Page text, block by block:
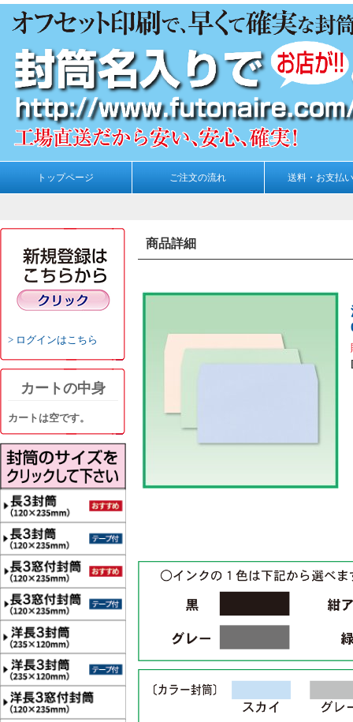
トップページ ご注文の流れ 送料・お支払
ログインはこちら
カートの中身
カートは空です。
商品詳細